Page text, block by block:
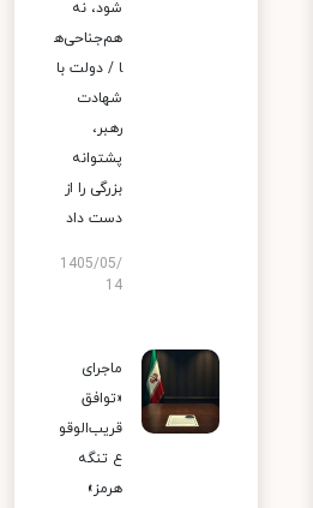
شود، نه
هم‌جناحی‌ه
ا / دولت با
شهادت
رهبر،
پشتوانه
بزرگی را از
دست داد
1405/05/
14
ماجرای
«توافق
قریب‌الوقو
ع تنگه
هرمز»